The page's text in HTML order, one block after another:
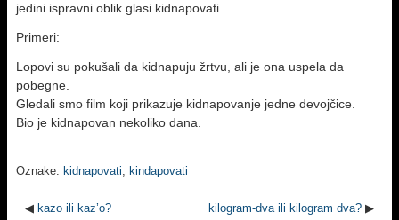
jedini ispravni oblik glasi kidnapovati.
Primeri:
Lopovi su pokušali da kidnapuju žrtvu, ali je ona uspela da
pobegne.
Gledali smo film koji prikazuje kidnapovanje jedne devojčice.
Bio je kidnapovan nekoliko dana.
Oznake: kidnapovati, kindapovati
◀ kazo ili kaz’o? kilogram-dva ili kilogram dva? ▶